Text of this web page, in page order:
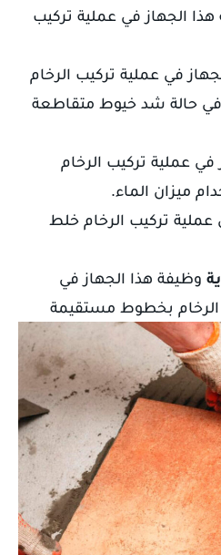
الجهاز في عملية تركيب
في عملية تركيب الرخام
حالة شد خيوط متقاطعة
عملية تركيب الرخام
ميزان الماء.
عملية تركيب الرخام خلط
وظيفة هذا الجهاز في
بخطوط مستقيمة